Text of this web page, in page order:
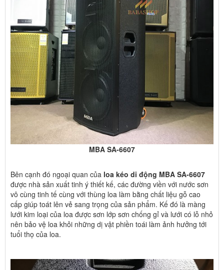
MBA SA-6607
Bên cạnh đó ngoại quan của loa kéo di động MBA SA-6607
được nhà sản xuất tinh ý thiết kế, các đường viền với nước sơn
vô cùng tinh tế cùng với thùng loa làm bằng chất liệu gỗ cao
cấp giúp toát lên vẻ sang trọng của sản phẩm. Kế đó là màng
lưới kim loại của loa được sơn lớp sơn chống gỉ và lưới có lỗ nhỏ
nên bảo vệ loa khỏi những dị vật phiền toái làm ảnh hưởng tới
tuổi thọ của loa.